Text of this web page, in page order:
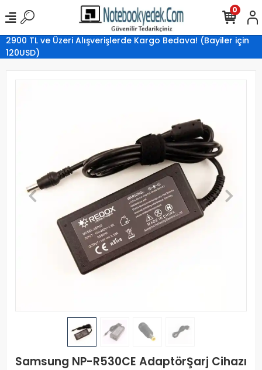
2900 TL ve Üzeri Alışverişlerde Kargo Bedava! (Bayiler için
120USD)
0
Samsung NP-R530CE AdaptörŞarj Cihazı